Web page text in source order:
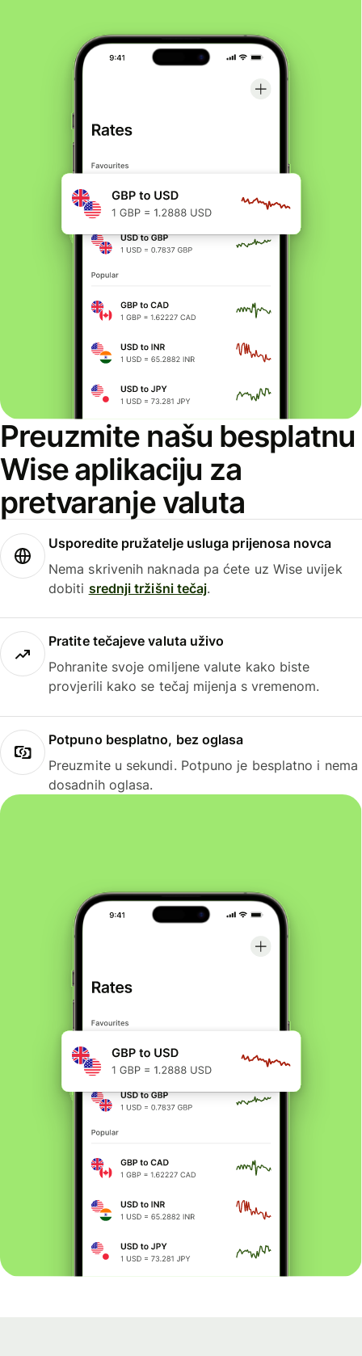
Preuzmite našu besplatnu
Wise aplikaciju za
pretvaranje valuta
Usporedite pružatelje usluga prijenosa novca
Nema skrivenih naknada pa ćete uz Wise uvijek
dobiti srednji tržišni tečaj.
Pratite tečajeve valuta uživo
Pohranite svoje omiljene valute kako biste
provjerili kako se tečaj mijenja s vremenom.
Potpuno besplatno, bez oglasa
Preuzmite u sekundi. Potpuno je besplatno i nema
dosadnih oglasa.